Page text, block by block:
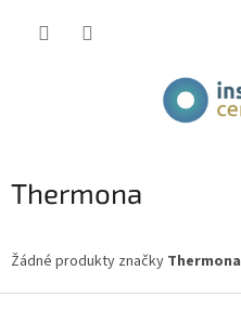
Thermona
Žádné produkty značky Thermona